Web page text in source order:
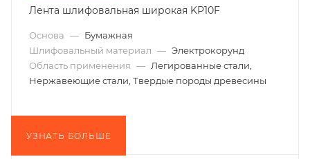
Лента шлифовальная широкая KP10F
Основа — Бумажная
Шлифовальный материал — Электрокорунд
Область применения — Легированные стали,
Нержавеющие стали, Твердые породы древесины
УЗНАТЬ БОЛЬШЕ